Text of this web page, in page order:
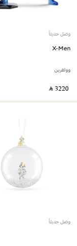
وصل حديثاً
X-Men
وولفرين
‎ ⃁ ⁦3220⁩ ‎
وصل حديثاً